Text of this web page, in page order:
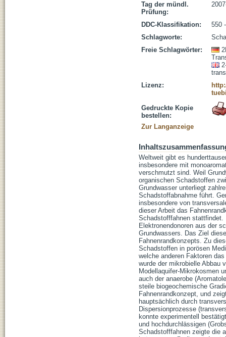
Tag der mündl.
Prüfung:
DDC-Klassifikation:
550
Schlagworte:
Freie Schlagwörter:
Lizenz:
Gedruckte Kopie
bestellen:
Zur Langanzeige
Weltweit gibt es
insbesondere mit
verschmutzt sind. Weil
organischen Schadstoffen
Grundwasser unterliegt
Schadstoffabnahme führt.
insbesondere von
dieser Arbeit das
Schadstofffahnen stattfindet.
Elektronendonoren aus der
Grundwassers. Das Ziel
Fahnenrandkonzepts. Zu
Schadstoffen in porösen
welche anderen Faktoren
wurde der mikrobielle Abbau
Modellaquifer-Mikrokosmen
auch der anaerobe
steile biogeochemische
Fahnenrandkonzept, und
hauptsächlich durch
Dispersionprozesse
konnte experimentell
und hochdurchlässigen
Schadstofffahnen zeigte die